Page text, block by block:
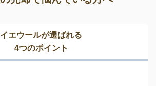
イエウールが選ばれる
4つのポイント